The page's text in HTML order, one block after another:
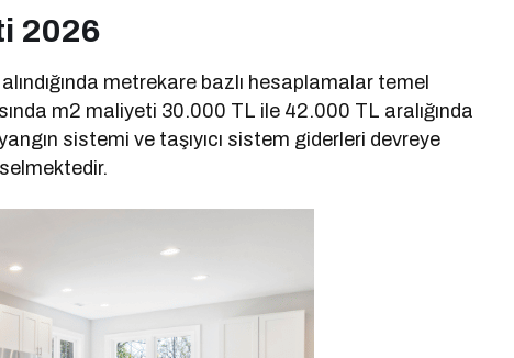
2026
alındığında metrekare bazlı hesaplamalar temel
m2 maliyeti 30.000 TL ile 42.000 TL aralığında
sistemi ve taşıyıcı sistem giderleri devreye